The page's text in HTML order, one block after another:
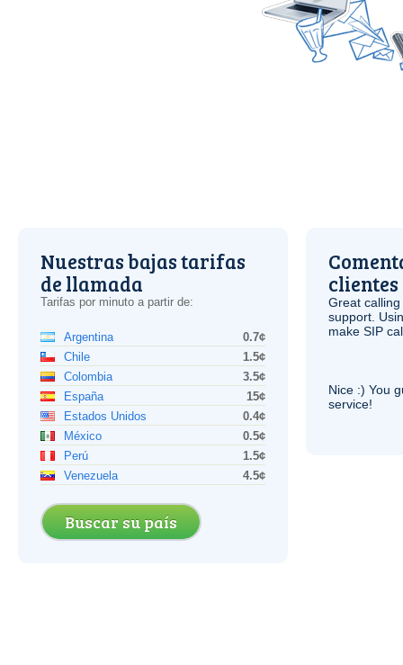
Nuestras bajas tarifas
de llamada
Tarifas por minuto a partir de:
Argentina
0.7¢
Chile
1.5¢
Colombia
3.5¢
España
15¢
Estados Unidos
0.4¢
México
0.5¢
Perú
1.5¢
Venezuela
4.5¢
Buscar su país
clientes
Great
support.
make SIP
Nice :) You
service!